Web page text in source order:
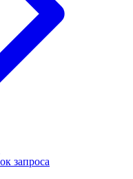
запроса